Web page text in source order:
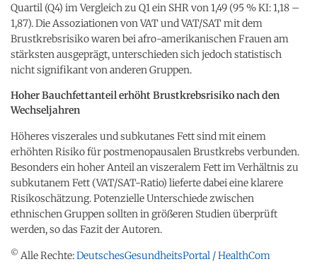
Quartil (Q4) im Vergleich zu Q1 ein SHR von 1,49 (95 % KI: 1,18 –
1,87). Die Assoziationen von VAT und VAT/SAT mit dem
Brustkrebsrisiko waren bei afro-amerikanischen Frauen am
stärksten ausgeprägt, unterschieden sich jedoch statistisch
nicht signifikant von anderen Gruppen.
Hoher Bauchfettanteil erhöht Brustkrebsrisiko nach den
Wechseljahren
Höheres viszerales und subkutanes Fett sind mit einem
erhöhten Risiko für postmenopausalen Brustkrebs verbunden.
Besonders ein hoher Anteil an viszeralem Fett im Verhältnis zu
subkutanem Fett (VAT/SAT-Ratio) lieferte dabei eine klarere
Risikoschätzung. Potenzielle Unterschiede zwischen
ethnischen Gruppen sollten in größeren Studien überprüft
werden, so das Fazit der Autoren.
© Alle Rechte:DeutschesGesundheitsPortal / HealthCom